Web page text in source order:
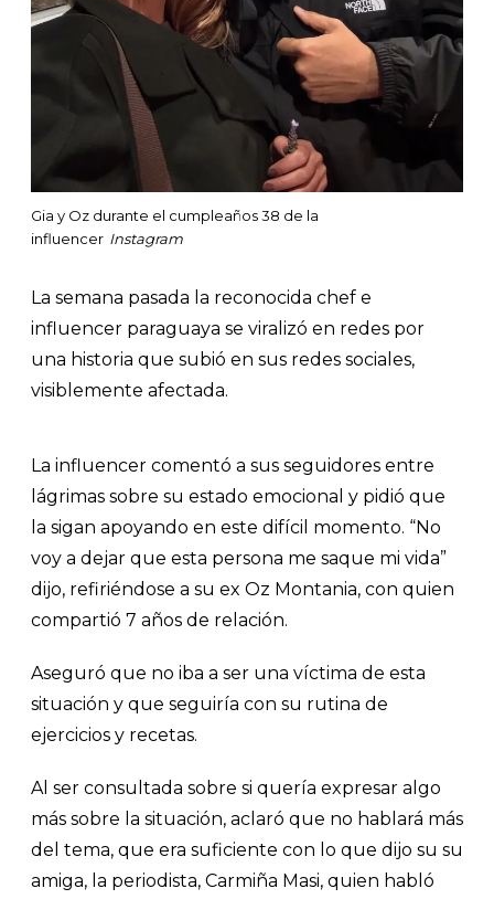
Gia y Oz durante el cumpleaños 38 de la
influencer Instagram
La semana pasada la reconocida chef e
influencer paraguaya se viralizó en redes por
una historia que subió en sus redes sociales,
visiblemente afectada.
La influencer comentó a sus seguidores entre
lágrimas sobre su estado emocional y pidió que
la sigan apoyando en este difícil momento. “No
voy a dejar que esta persona me saque mi vida”
dijo, refiriéndose a su ex Oz Montania, con quien
compartió 7 años de relación.
Aseguró que no iba a ser una víctima de esta
situación y que seguiría con su rutina de
ejercicios y recetas.
Al ser consultada sobre si quería expresar algo
más sobre la situación, aclaró que no hablará más
del tema, que era suficiente con lo que dijo su su
amiga, la periodista, Carmiña Masi, quien habló